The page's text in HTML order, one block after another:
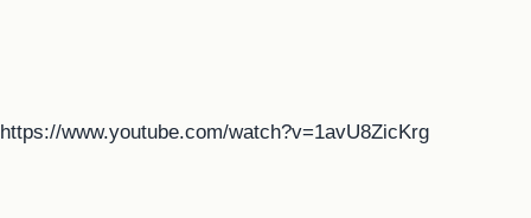
https://www.youtube.com/watch?v=1avU8ZicKrg